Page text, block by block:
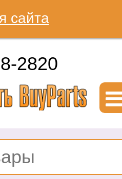
сайта
2820